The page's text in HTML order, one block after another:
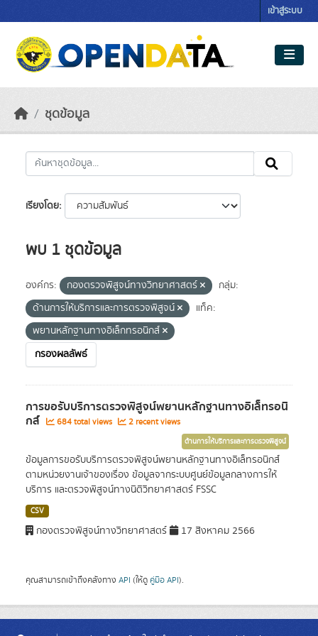
เข้าสู่ระบบ
ชุดข้อมูล
เรียงโดย
พบ 1 ชุดข้อมูล
องค์กร: กองตรวจพิสูจน์ทางวิทยาศาสตร์
กลุ่ม:
ด้านการให้บริการและการตรวจพิสูจน์
แท็ค:
พยานหลักฐานทางอิเล็กทรอนิกส์
กรองผลลัพธ์
การขอรับบริการตรวจพิสูจน์พยานหลักฐานทางอิเล็ทรอนิ
กส์ 684 total views 2 recent views
ด้านการให้บริการและการตรวจพิสูจน์
ข้อมูลการขอรับบริการตรวจพิสูจน์พยานหลักฐานทางอิเล็ทรอนิกส์
ตามหน่วยงานเจ้าของเรื่อง ข้อมูลจากระบบศูนย์ข้อมูลกลางการให้
บริการ และตรวจพิสูจน์ทางนิติวิทยาศาสตร์ FSSC
CSV
กองตรวจพิสูจน์ทางวิทยาศาสตร์ 17 สิงหาคม 2566
คุณสามารถเข้าถึงคลังทาง API (ให้ดู คู่มือ API).